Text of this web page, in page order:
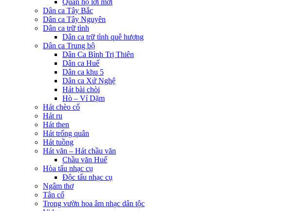
Quan họ lời mới
Dân ca Tây Bắc
Dân ca Tây Nguyên
Dân ca trữ tình
Dân ca trữ tình quê hương
Dân ca Trung bộ
Dân Ca Bình Trị Thiên
Dân ca Huế
Dân ca khu 5
Dân ca Xứ Nghệ
Hát bài chòi
Hò – Ví Dặm
Hát chèo cổ
Hát ru
Hát then
Hát trống quân
Hát tuồng
Hát văn – Hát chầu văn
Chầu văn Huế
Hòa tấu nhạc cụ
Độc tấu nhạc cụ
Ngâm thơ
Tân cổ
Trong vườn hoa âm nhạc dân tộc